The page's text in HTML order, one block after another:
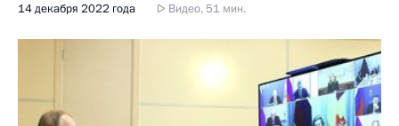
14 декабря 2022 года Видео, 51 мин.